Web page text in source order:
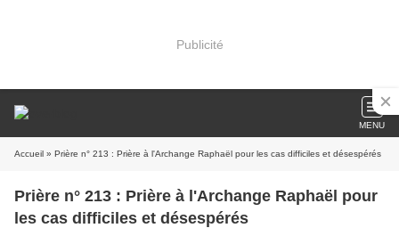
Publicité
MENU
Accueil » Prière n° 213 : Prière à l'Archange Raphaël pour les cas difficiles et désespérés
Prière n° 213 : Prière à l'Archange Raphaël pour
les cas difficiles et désespérés